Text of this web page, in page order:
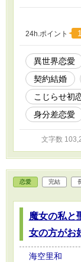
士を拾う。その
で!? 素性を隠そ
ンの愛人、とお
帝の命令でアデ
を諦めていたエ
望むようになる
それが面白くな
のか。 捨てられ
ブ！ ※こちら性
す。ご了承の上
24h.ポイント
異世界恋愛
契約結婚
こじらせ初
身分差恋愛
文字数
恋愛 完結
魔女の私と
女の方がお
海空里和